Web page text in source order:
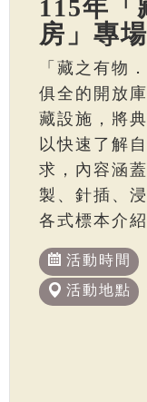
115年「
房」專
「藏之有物
俱全的開放
藏設施，將
以快速了解
求，內容涵
製、針插、
各式標本介紹
活動時間
活動地點